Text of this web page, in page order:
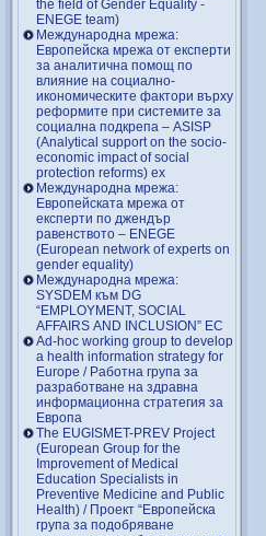
the field of Gender Equality -
ENEGE team)
Международна мрежа:
Европейска мрежа от експерти
за аналитична помощ по
влияние на социално-
икономическите фактори върху
реформите при системите за
социална подкрепа – ASISP
(Analytical support on the socio-
economic impact of social
protection reforms) ex
Международна мрежа:
Европейската мрежа от
експерти по джендър
равенството – ENEGE
(European network of experts on
gender equality)
Международна мрежа:
SYSDEM към DG
“EMPLOYMENT, SOCIAL
AFFAIRS AND INCLUSION” EC
Ad-hoc working group to develop
a health information strategy for
Europe / Работна група за
разработване на здравна
информационна стратегия за
Европа
The EUGISMET-PREV Project
(European Group for the
Improvement of Medical
Education Specialists in
Preventive Medicine and Public
Health) / Проект “Европейска
група за подобряване